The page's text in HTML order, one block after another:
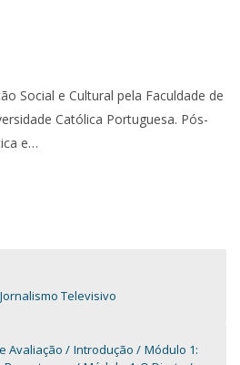
Social e Cultural pela Faculdade de
Católica Portuguesa. Pós-
e
Televisivo
Avaliação Introdução
Módulo 1: